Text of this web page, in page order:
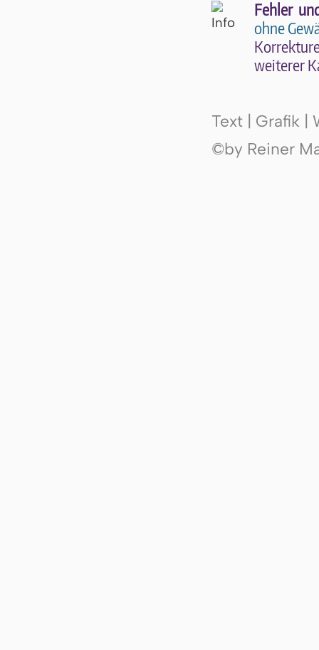
Fehler
ohne
wei­te­rer
Text | Grafik |
©by Reiner